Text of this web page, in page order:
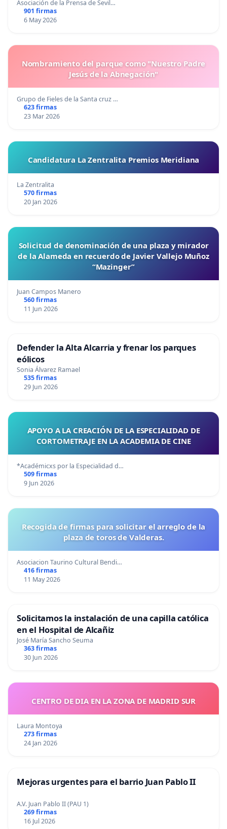
Asociación de la Prensa de Sevil…
901 firmas
6 May 2026
Nombramiento del parque como "Nuestro Padre
Jesús de la Abnegación"
Grupo de Fieles de la Santa cruz …
623 firmas
23 Mar 2026
Candidatura La Zentralita Premios Meridiana
La Zentralita
570 firmas
20 Jan 2026
Solicitud de denominación de una plaza y mirador
de la Alameda en recuerdo de Javier Vallejo Muñoz
“Mazinger”
Juan Campos Manero
560 firmas
11 Jun 2026
Defender la Alta Alcarria y frenar los parques
eólicos
Sonia Álvarez Ramael
535 firmas
29 Jun 2026
APOYO A LA CREACIÓN DE LA ESPECIALIDAD DE
CORTOMETRAJE EN LA ACADEMIA DE CINE
*Académicxs por la Especialidad d…
509 firmas
9 Jun 2026
Recogida de firmas para solicitar el arreglo de la
plaza de toros de Valderas.
Asociacion Taurino Cultural Bendi…
416 firmas
11 May 2026
Solicitamos la instalación de una capilla católica
en el Hospital de Alcañiz
José María Sancho Seuma
363 firmas
30 Jun 2026
CENTRO DE DIA EN LA ZONA DE MADRID SUR
Laura Montoya
273 firmas
24 Jan 2026
Mejoras urgentes para el barrio Juan Pablo II
A.V. Juan Pablo II (PAU 1)
269 firmas
16 Jul 2026